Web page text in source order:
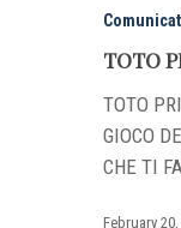
TOTO
TOTO
GIOCO
CHE TI
February